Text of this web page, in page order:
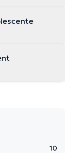
10